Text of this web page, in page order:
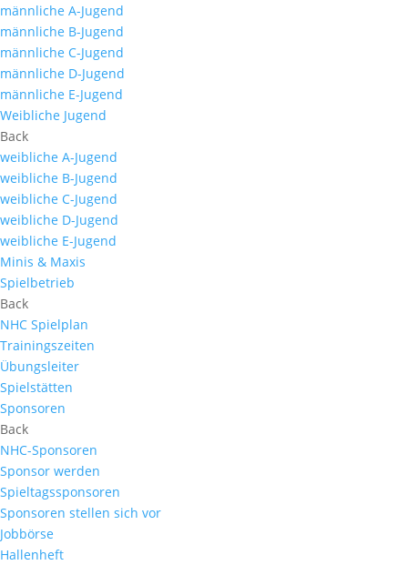
männliche A-Jugend
männliche B-Jugend
männliche C-Jugend
männliche D-Jugend
männliche E-Jugend
Weibliche Jugend
Back
weibliche A-Jugend
weibliche B-Jugend
weibliche C-Jugend
weibliche D-Jugend
weibliche E-Jugend
Minis & Maxis
Spielbetrieb
Back
NHC Spielplan
Trainingszeiten
Übungsleiter
Spielstätten
Sponsoren
Back
NHC-Sponsoren
Sponsor werden
Spieltagssponsoren
Sponsoren stellen sich vor
Jobbörse
Hallenheft